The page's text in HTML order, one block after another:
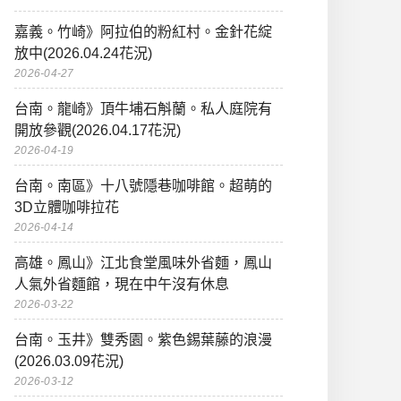
嘉義。竹崎》阿拉伯的粉紅村。金針花綻
放中(2026.04.24花況)
2026-04-27
台南。龍崎》頂牛埔石斛蘭。私人庭院有
開放參觀(2026.04.17花況)
2026-04-19
台南。南區》十八號隱巷咖啡館。超萌的
3D立體咖啡拉花
2026-04-14
高雄。鳳山》江北食堂風味外省麵，鳳山
人氣外省麵館，現在中午沒有休息
2026-03-22
台南。玉井》雙秀園。紫色錫葉藤的浪漫
(2026.03.09花況)
2026-03-12